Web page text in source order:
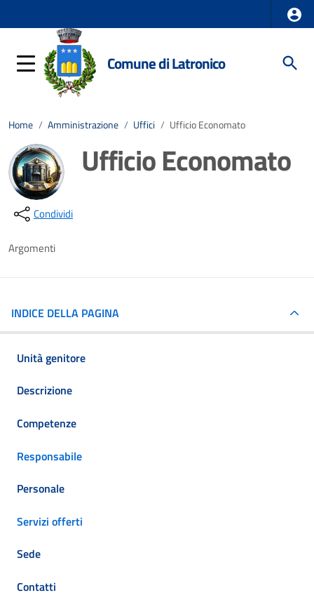
Comune di Latronico
Home / Amministrazione / Uffici / Ufficio Economato
Ufficio Economato
Condividi
Argomenti
INDICE DELLA PAGINA
Unità genitore
Descrizione
Competenze
Responsabile
Personale
Servizi offerti
Sede
Contatti